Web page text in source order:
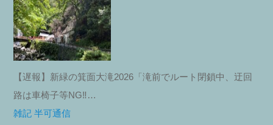
【遅報】新緑の箕面大滝2026「滝前でルート閉鎖中、迂回
路は車椅子等NG‼︎…
雑記 半可通信